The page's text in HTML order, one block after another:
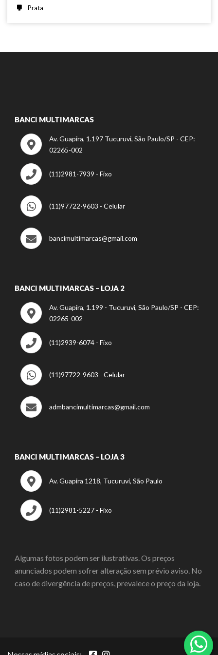
Prata
BANCI MULTIMARCAS
Av. Guapira, 1.197 Tucuruvi, São Paulo/SP - CEP:
02265-002
(11)2981-7939 - Fixo
(11)97722-9603 - Celular
bancimultimarcas@gmail.com
BANCI MULTIMARCAS – LOJA 2
Av. Guapira, 1.199 - Tucuruvi, São Paulo/SP - CEP:
02265-002
(11)2939-6074 - Fixo
(11)97722-9603 - Celular
admbancimultimarcas@gmail.com
BANCI MULTIMARCAS – LOJA 3
Av. Guapira 1218, Tucuruvi, São Paulo
(11)2981-5227 - Fixo
Algumas fotos podem ser ilustrativas. Os preços
anunciados podem sofrer alteração sem prévio aviso. No
caso de divergência de preços, prevalece o preço da loja.